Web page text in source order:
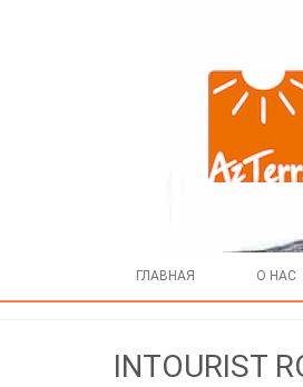
ГЛАВНАЯ О НАС
INTOURIST